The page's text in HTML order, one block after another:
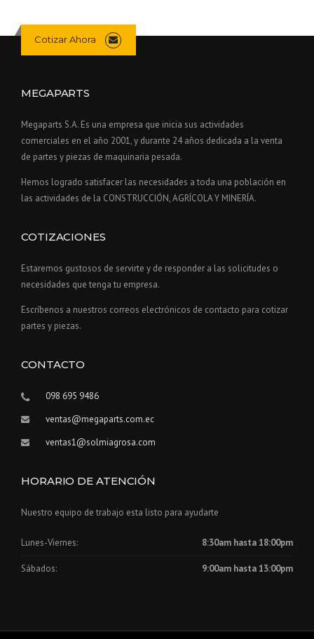
Cotizar Ahora
MEGAPARTS
Megaparts S.A. Es una empresa que inicia sus actividades
comerciales en el año 2001, y durante 24 años dedicada a la venta
de partes y piezas de maquinaria pesada.
Hemos logrado satisfacer las necesidades a toda una población en
las actividades de la CONSTRUCCIÓN, AGRÍCOLA Y MINERÍA.
COTIZACIONES
Estaremos gustosos de servirte y de responder a las solicitudes o
necesidades que tenga tu empresa.
Escríbenos a nuestros correos electrónicos de contacto para cotizar
partes y piezas.
CONTACTO
098 695 9486
ventas@megaparts.com.ec
ventas1@solmiagrosa.com
HORARIO DE ATENCIÓN
Nuestro equipo de trabajo esta listo para ayudarte
Lunes-Viernes: 8:30am hasta 18:00pm
Sábados: 9:00am hasta 13:00pm